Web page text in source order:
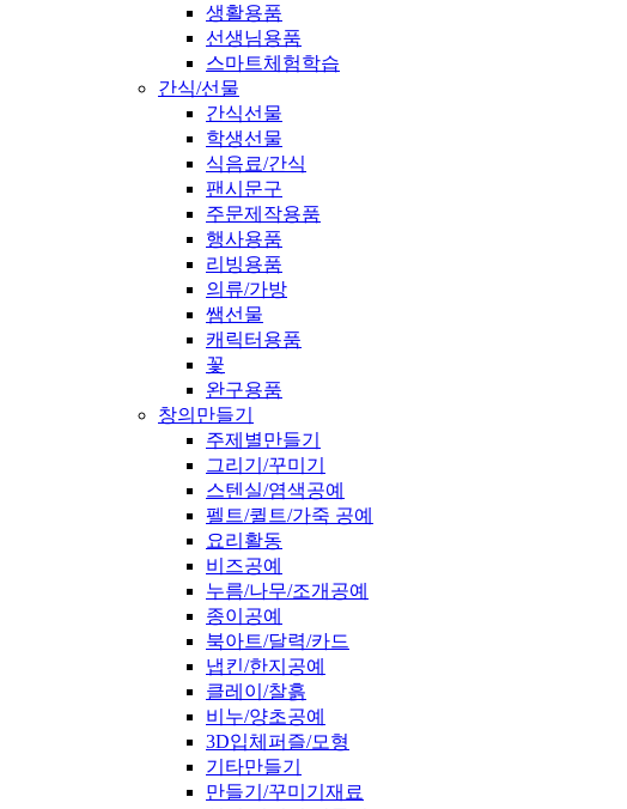
생활용품
선생님용품
스마트체험학습
간식/선물
간식선물
학생선물
식음료/간식
팬시문구
주문제작용품
행사용품
리빙용품
의류/가방
쌤선물
캐릭터용품
꽃
완구용품
창의만들기
주제별만들기
그리기/꾸미기
스텐실/염색공예
펠트/퀼트/가죽 공예
요리활동
비즈공예
누름/나무/조개공예
종이공예
북아트/달력/카드
냅킨/한지공예
클레이/찰흙
비누/양초공예
3D입체퍼즐/모형
기타만들기
만들기/꾸미기재료